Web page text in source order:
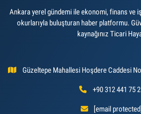
Ankara yerel gündemi ile ekonomi, finans ve
okurlarıyla buluşturan haber platformu.
kaynağınız Ticari
Güzeltepe Mahallesi Hoşdere Caddesi
+90 312 441 75
[email protected]